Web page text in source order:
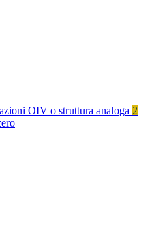
OIV o struttura analoga 2